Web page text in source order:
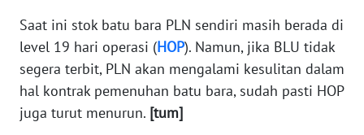
Saat ini stok batu bara PLN sendiri masih berada di
level 19 hari operasi (HOP). Namun, jika BLU tidak
segera terbit, PLN akan mengalami kesulitan dalam
hal kontrak pemenuhan batu bara, sudah pasti HOP
juga turut menurun. [tum]
WN
JATENG
WN
NUSANTARA